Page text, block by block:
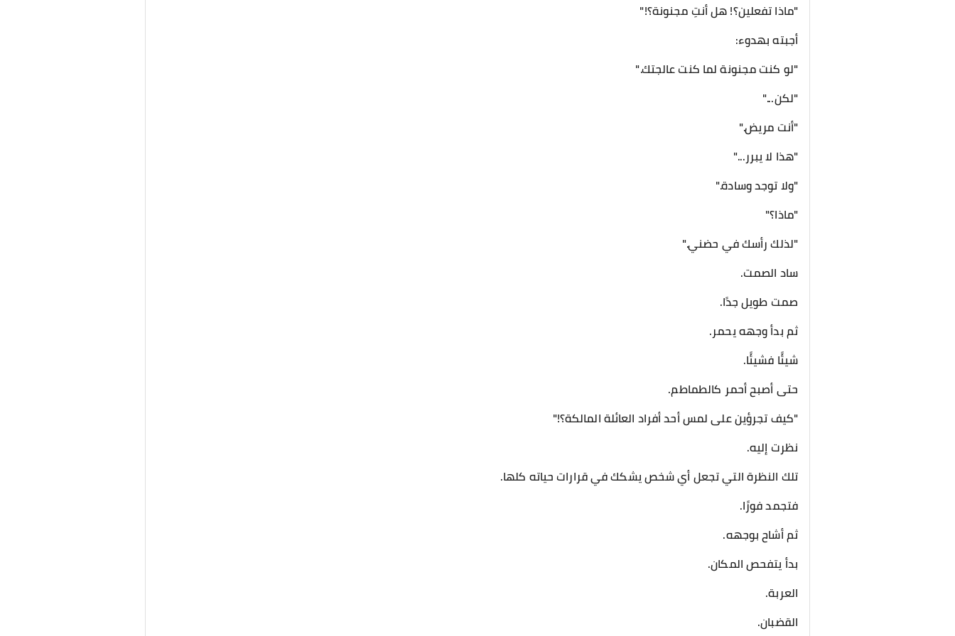
"ماذا تفعلين؟! هل أنتِ مجنونة؟!"
أجبته بهدوء:
"لو كنت مجنونة لما كنت عالجتك."
"لكن..."
"أنت مريض."
"هذا لا يبرر..."
"ولا توجد وسادة."
"ماذا؟"
"لذلك رأسك في حضني."
ساد الصمت.
صمت طويل جدًا.
ثم بدأ وجهه يحمر.
شيئًا فشيئًا.
حتى أصبح أحمر كالطماطم.
"كيف تجرؤين على لمس أحد أفراد العائلة المالكة؟!"
نظرت إليه.
تلك النظرة التي تجعل أي شخص يشكك في قرارات حياته كلها.
فتجمد فورًا.
ثم أشاح بوجهه.
بدأ يتفحص المكان.
العربة.
القضبان.